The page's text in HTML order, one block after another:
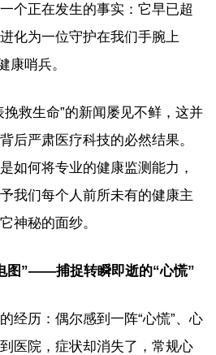
个正在发生的事实：它早已超
化为一位守护在我们手腕上
康哨兵。
挽救生命”的新闻屡见不鲜，这并
后严肃医疗科技的必然结果。
如何将专业的健康监测能力，
我们每个人前所未有的健康主
神秘的面纱。
图”——捕捉转瞬即逝的“心慌”
经历：偶尔感到一阵“心慌”、心
医院，症状却消失了，常规心